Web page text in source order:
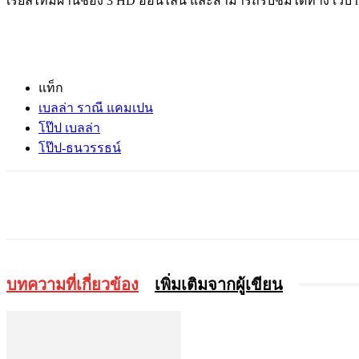
แท็ก
เบลล่า ราณี แคมเปน
โป๊ป เบลล่า
โป๊ป-ธนวรรธน์
บทความที่เกี่ยวข้อง เพิ่มเติมจากผู้เขียน